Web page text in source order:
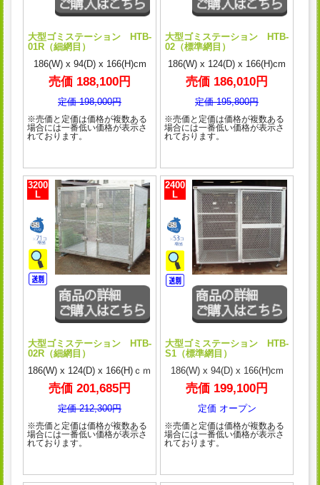
大型ゴミステーション HTB-
01R（細網目）
186(W) x 94(D) x 166(H)cm
売価 188,100円
定価 198,000円
※売価と定価は価格が複数ある
場合には一番低い価格が表示さ
れております。
大型ゴミステーション HTB-
02（標準網目）
186(W) x 124(D) x 166(H)cm
売価 186,010円
定価 195,800円
※売価と定価は価格が複数ある
場合には一番低い価格が表示さ
れております。
3200
L
大型ゴミステーション HTB-
02R（細網目）
186(W) x 124(D) x 166(H)ｃｍ
売価 201,685円
定価 212,300円
※売価と定価は価格が複数ある
場合には一番低い価格が表示さ
れております。
2400
L
大型ゴミステーション HTB-
S1（標準網目）
186(W) x 94(D) x 166(H)cm
売価 199,100円
定価 オープン
※売価と定価は価格が複数ある
場合には一番低い価格が表示さ
れております。